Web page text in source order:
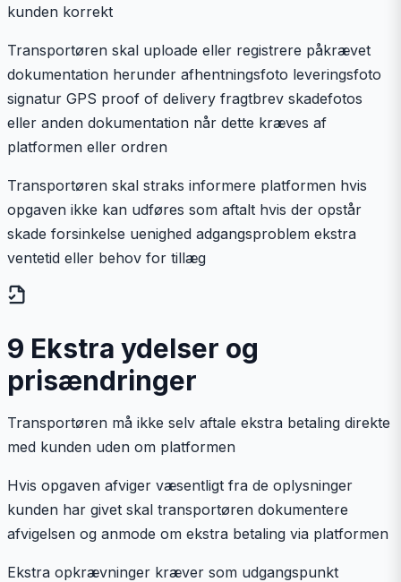
kunden korrekt
Transportøren skal uploade eller registrere påkrævet
dokumentation herunder afhentningsfoto leveringsfoto
signatur GPS proof of delivery fragtbrev skadefotos
eller anden dokumentation når dette kræves af
platformen eller ordren
Transportøren skal straks informere platformen hvis
opgaven ikke kan udføres som aftalt hvis der opstår
skade forsinkelse uenighed adgangsproblem ekstra
ventetid eller behov for tillæg
9 Ekstra ydelser og
prisændringer
Transportøren må ikke selv aftale ekstra betaling direkte
med kunden uden om platformen
Hvis opgaven afviger væsentligt fra de oplysninger
kunden har givet skal transportøren dokumentere
afvigelsen og anmode om ekstra betaling via platformen
Ekstra opkrævninger kræver som udgangspunkt